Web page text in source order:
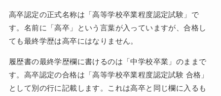
高卒認定の正式名称は「高等学校卒業程度認定試験」で
す。名前に「高卒」という言葉が入っていますが、合格し
ても最終学歴は高卒にはなりません。
履歴書の最終学歴欄に書けるのは「中学校卒業」のままで
す。高卒認定の合格は「高等学校卒業程度認定試験 合格」
として別の行に記載します。これは高卒と同じ欄に入るも